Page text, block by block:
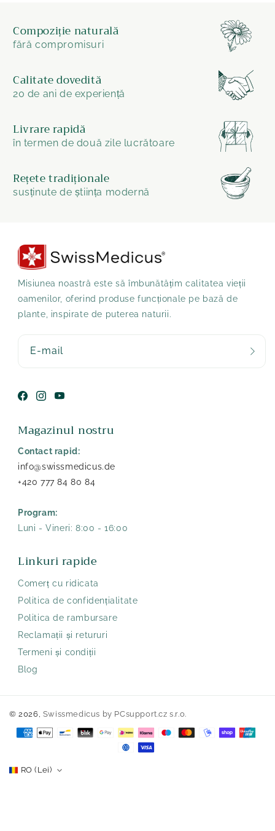
Compoziție naturală
fără compromisuri
Calitate dovedită
20 de ani de experiență
Livrare rapidă
în termen de două zile lucrătoare
Rețete tradiționale
susținute de știința modernă
Misiunea noastră este să îmbunătățim calitatea vieții
oamenilor, oferind produse funcționale pe bază de
plante, inspirate de puterea naturii.
E-mail
Facebook
Instagram
YouTube
Magazinul nostru
Contact rapid:
info@swissmedicus.de
+420 777 84 80 84
Program:
Luni - Vineri: 8:00 - 16:00
Linkuri rapide
Comerț cu ridicata
Politica de confidențialitate
Politica de rambursare
Reclamații și retururi
Termeni și condiții
Blog
© 2026, Swissmedicus by PCsupport.cz s.r.o.
Metode
platăRO (Lei)